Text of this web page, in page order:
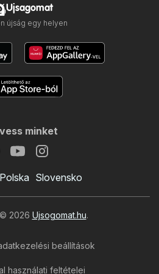
Ujsagomat
újság egy helyen
minket
Polska Slovensko
2026 Ujsogomat.hu.
beállítások
használati feltételei